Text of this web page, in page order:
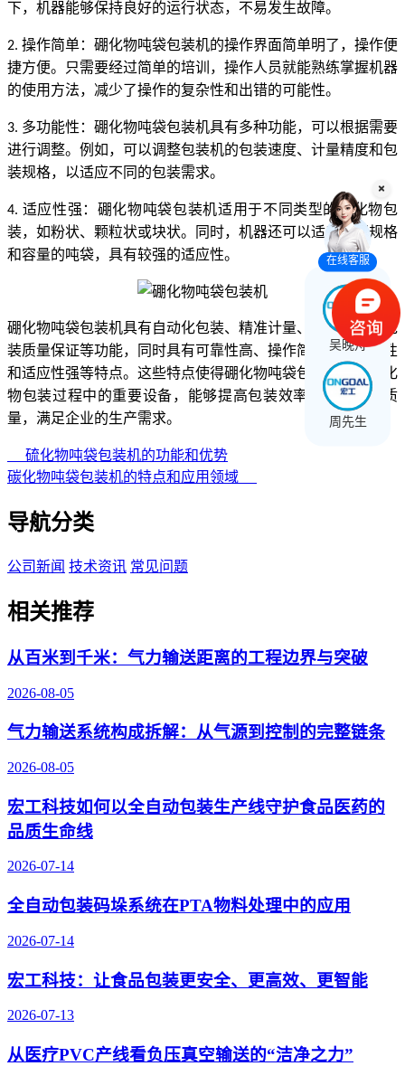
下，机器能够保持良好的运行状态，不易发生故障。
2. 操作简单：硼化物吨袋包装机的操作界面简单明了，操作便
捷方便。只需要经过简单的培训，操作人员就能熟练掌握机器
的使用方法，减少了操作的复杂性和出错的可能性。
3. 多功能性：硼化物吨袋包装机具有多种功能，可以根据需要
进行调整。例如，可以调整包装机的包装速度、计量精度和包
装规格，以适应不同的包装需求。
4. 适应性强：硼化物吨袋包装机适用于不同类型的硼化物包
装，如粉状、颗粒状或块状。同时，机器还可以适应不同规格
和容量的吨袋，具有较强的适应性。
硼化物吨袋包装机具有自动化包装、精准计量、快速包装和包
装质量保证等功能，同时具有可靠性高、操作简单、多功能性
和适应性强等特点。这些特点使得硼化物吨袋包装机成为硼化
物包装过程中的重要设备，能够提高包装效率、保证包装质
量，满足企业的生产需求。
硫化物吨袋包装机的功能和优势
碳化物吨袋包装机的特点和应用领域
导航分类
公司新闻 技术资讯 常见问题
相关推荐
从百米到千米：气力输送距离的工程边界与突破
2026-08-05
气力输送系统构成拆解：从气源到控制的完整链条
2026-08-05
宏工科技如何以全自动包装生产线守护食品医药的
品质生命线
2026-07-14
全自动包装码垛系统在PTA物料处理中的应用
2026-07-14
宏工科技：让食品包装更安全、更高效、更智能
2026-07-13
从医疗PVC产线看负压真空输送的“洁净之力”
在线客服
吴晚舟
周先生